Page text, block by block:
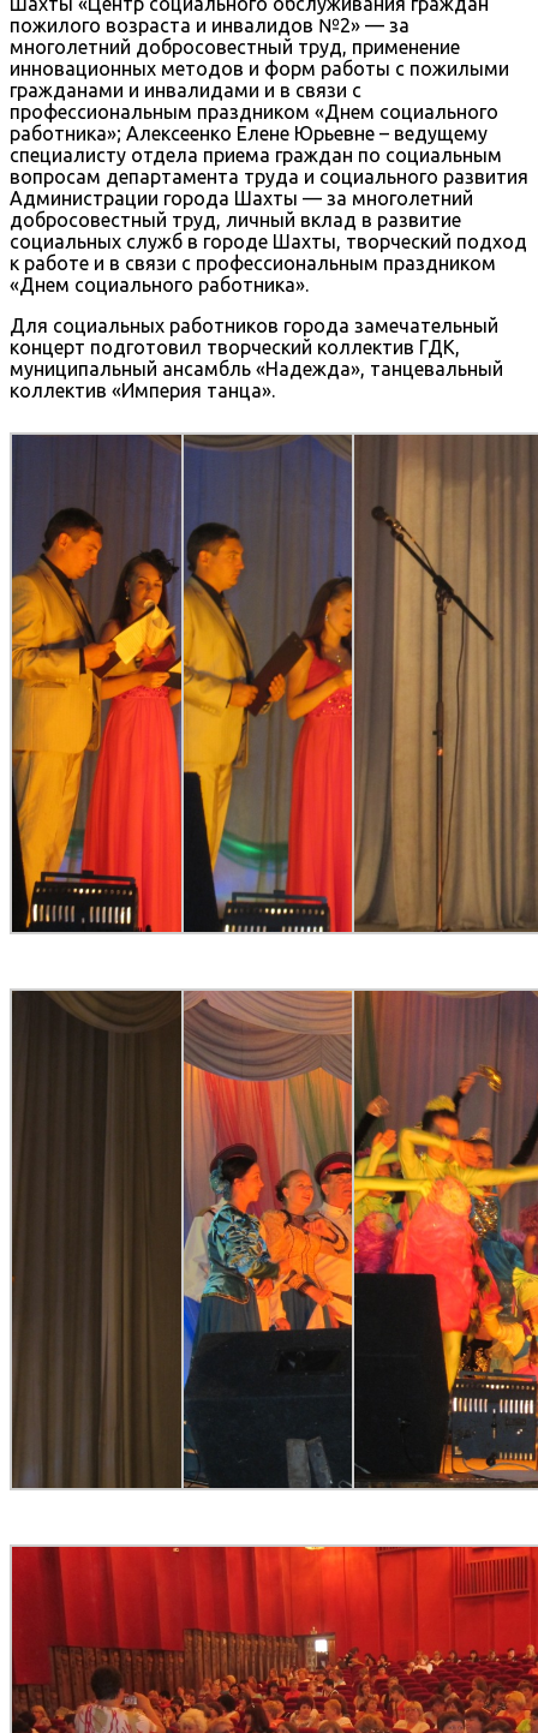
пожилого возраста и инвалидов №2» — за
многолетний добросовестный труд, применение
инновационных методов и форм работы с пожилыми
гражданами и инвалидами и в связи с
профессиональным праздником «Днем социального
работника»; Алексеенко Елене Юрьевне – ведущему
специалисту отдела приема граждан по социальным
вопросам департамента труда и социального развития
Администрации города Шахты — за многолетний
добросовестный труд, личный вклад в развитие
социальных служб в городе Шахты, творческий подход
к работе и в связи с профессиональным праздником
«Днем социального работника».
Для социальных работников города замечательный
концерт подготовил творческий коллектив ГДК,
муниципальный ансамбль «Надежда», танцевальный
коллектив «Империя танца».